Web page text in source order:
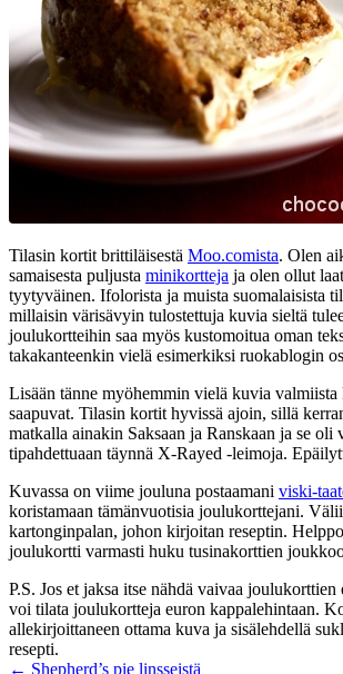
Tilasin kortit brittiläisestä Moo.comista. Olen
samaisesta puljusta minikortteja ja olen ollut
tyytyväinen. Ifolorista ja muista suomalaisista
millaisin värisävyin tulostettuja kuvia sieltä
joulukortteihin saa myös kustomoitua oman
takakanteenkin vielä esimerkiksi ruokablogin
Lisään tänne myöhemmin vielä kuvia valmiista
saapuvat. Tilasin kortit hyvissä ajoin, sillä
matkalla ainakin Saksaan ja Ranskaan ja se oli
tipahdettuaan täynnä X-Rayed -leimoja.
Kuvassa on viime jouluna postaamani viski-
koristamaan tämänvuotisia joulukorttejani.
kartonginpalan, johon kirjoitan reseptin.
joulukortti varmasti huku tusinakorttien
P.S. Jos et jaksa itse nähdä vaivaa joulukorttien
voi tilata joulukortteja euron kappalehintaan.
allekirjoittaneen ottama kuva ja sisälehdellä
resepti.
← Shepherd’s pie linsseistä